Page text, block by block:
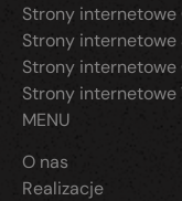
Strony internetowe
Strony internetowe
Strony internetowe
Strony internetowe
MENU
O nas
Realizacje